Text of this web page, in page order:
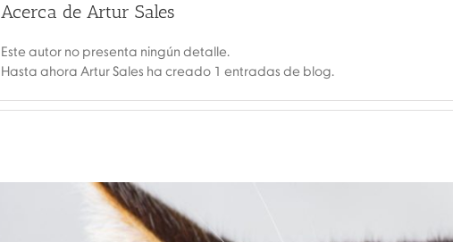
Acerca de Artur Sales
Este autor no presenta ningún detalle.
Hasta ahora Artur Sales ha creado 1 entradas de blog.